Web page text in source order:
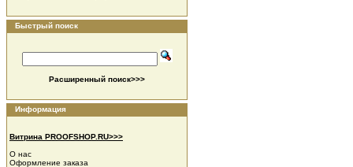
Быстрый поиск
Расширенный поиск>>>
Информация
Витрина PROOFSHOP.RU>>>
О нас
Оформление заказа